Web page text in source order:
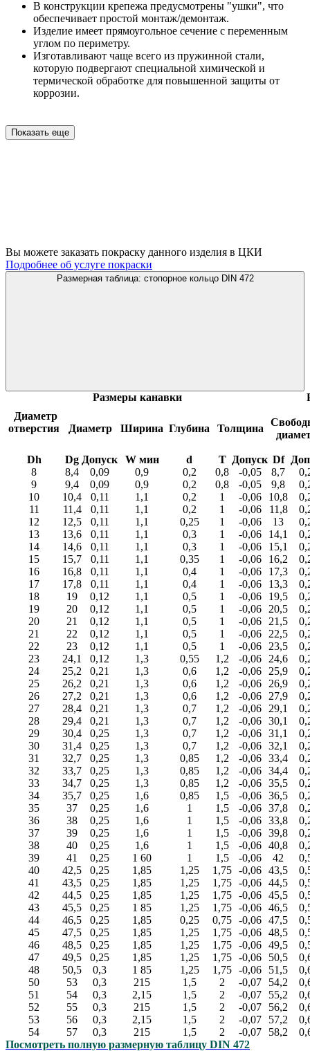
В конструкции крепежа предусмотрены "ушки", что
обеспечивает простой монтаж/демонтаж.
Изделие имеет прямоугольное сечение с переменным
углом по периметру.
Изготавливают чаще всего из пружинной стали,
которую подвергают специальной химической и
термической обработке для повышенной защиты от
коррозии.
Показать еще
Вы можете заказать покраску данного изделия в ЦКИ
Подробнее об услуге покраски
Размерная таблица: стопорное кольцо DIN 472
Диаметр
отверстия
Размеры канавки
Диаметр Ширина Глубина Толщина
Dh Dg Допуск W мин d T Допуск Df
8
8,4 0,09 0,9 0,2 0,8 -0,05 8,7
9
9,4 0,09 0,9 0,2 0,8 -0,05 9,8
10
10,4 0,11 1,1 0,2 1 -0,06 10,8
11
11,4 0,11 1,1 0,2 1 -0,06 11,8
12
12,5 0,11 1,1 0,25 1 -0,06 13
13
13,6 0,11 1,1 0,3 1 -0,06 14,1
14
14,6 0,11 1,1 0,3 1 -0,06 15,1
15
15,7 0,11 1,1 0,35 1 -0,06 16,2
16
16,8 0,11 1,1 0,4 1 -0,06 17,3
17
17,8 0,11 1,1 0,4 1 -0,06 13,3
18
19 0,12 1,1 0,5 1 -0,06 19,5
19
20 0,12 1,1 0,5 1 -0,06 20,5
20
21 0,12 1,1 0,5 1 -0,06 21,5
21
22 0,12 1,1 0,5 1 -0,06 22,5
22
23 0,12 1,1 0,5 1 -0,06 23,5
23
24,1 0,12 1,3 0,55 1,2 -0,06 24,6
24
25,2 0,21 1,3 0,6 1,2 -0,06 25,9
25
26,2 0,21 1,3 0,6 1,2 -0,06 26,9
26
27,2 0,21 1,3 0,6 1,2 -0,06 27,9
27
28,4 0,21 1,3 0,7 1,2 -0,06 29,1
28
29,4 0,21 1,3 0,7 1,2 -0,06 30,1
29
30,4 0,25 1,3 0,7 1,2 -0,06 31,1
30
31,4 0,25 1,3 0,7 1,2 -0,06 32,1
31
32,7 0,25 1,3 0,85 1,2 -0,06 33,4
32
33,7 0,25 1,3 0,85 1,2 -0,06 34,4
33
34,7 0,25 1,3 0,85 1,2 -0,06 35,5
34
35,7 0,25 1,6 0,85 1,5 -0,06 36,5
35
37 0,25 1,6 1 1,5 -0,06 37,8
36
38 0,25 1,6 1 1,5 -0,06 33,8
37
39 0,25 1,6 1 1,5 -0,06 39,8
38
40 0,25 1,6 1 1,5 -0,06 40,8
39
41 0,25 1 60 1 1,5 -0,06 42
40
42,5 0,25 1,85 1,25 1,75 -0,06 43,5
41
43,5 0,25 1,85 1,25 1,75 -0,06 44,5
42
44,5 0,25 1,85 1,25 1,75 -0,06 45,5
43
45,5 0,25 1 85 1,25 1,75 -0,06 46,5
44
46,5 0,25 1,85 0,25 0,75 -0,06 47,5
45
47,5 0,25 1,85 1,25 1,75 -0,06 48,5
46
48,5 0,25 1,85 1,25 1,75 -0,06 49,5
47
49,5 0,25 1,85 1,25 1,75 -0,06 50,5
48
50,5 0,3 1 85 1,25 1,75 -0,06 51,5
50
53 0,3 215 1,5 2 -0,07 54,2
51
54 0,3 2,15 1,5 2 -0,07 55,2
52
55 0,3 215 1,5 2 -0,07 56,2
53
56 0,3 2,15 1,5 2 -0,07 57,2
54
57 0,3 215 1,5 2 -0,07 58,2
Посмотреть полную размерную таблицу DIN 472